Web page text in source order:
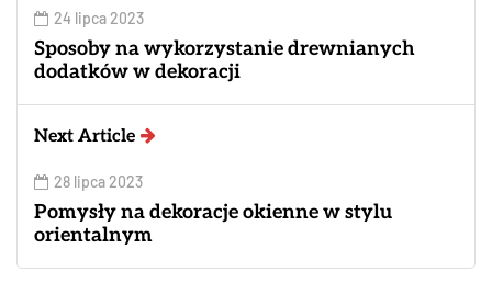
24 lipca 2023
Sposoby na wykorzystanie drewnianych
dodatków w dekoracji
Next Article
28 lipca 2023
Pomysły na dekoracje okienne w stylu
orientalnym